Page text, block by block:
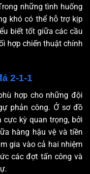
những tình huống
khó có thể hỗ trợ kịp
biết tốt giữa các cầu
hợp chiến thuật chính
2-1-1
hợp cho những đội
phản công. Ở sơ đồ
cực kỳ quan trọng, bởi
hàng hậu vệ và tiền
gia vào cả hai nhiệm
các đợt tấn công và